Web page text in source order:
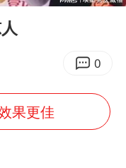
容官宣
小时登陆
师减少13.19万
0
果更佳